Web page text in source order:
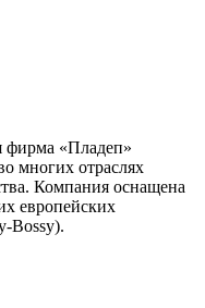
фирма «Пладеп»
многих отраслях
Компания оснащена
европейских
Bossy).